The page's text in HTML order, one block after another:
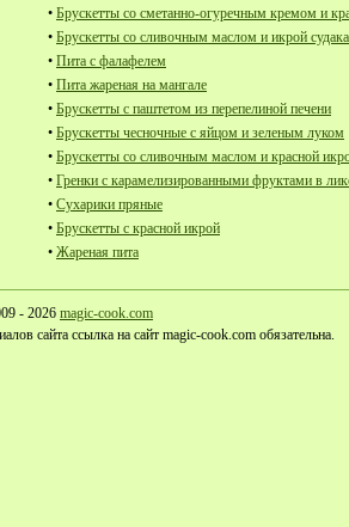
• Брускетты со сметанно-огуречным кремом и
• Брускетты со сливочным маслом и икрой судака
• Пита с фалафелем
• Пита жареная на мангале
• Брускетты с паштетом из перепелиной печени
• Брускетты чесночные с яйцом и зеленым луком
• Брускетты со сливочным маслом и красной
• Гренки с карамелизированными фруктами в
• Сухарики пряные
• Брускетты с красной икрой
• Жареная пита
- 2026 magic-cook.com
сайта ссылка на сайт magic-cook.com обязательна.